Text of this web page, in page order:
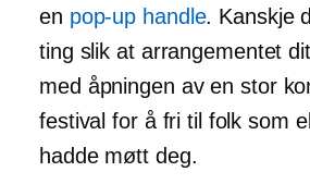
en pop-up handle. Kanskje
ting slik at arrangementet
med åpningen av en stor
festival for å fri til folk som
hadde møtt deg.